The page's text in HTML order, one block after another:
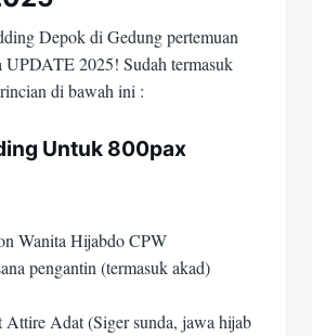
Depok di Gedung pertemuan
UPDATE 2025! Sudah termasuk
di bawah ini :
Untuk 800pax
Wanita Hijabdo CPW
pengantin (termasuk akad)
Attire Adat (Siger sunda, jawa hijab